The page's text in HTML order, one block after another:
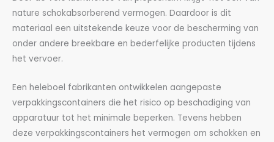
nature schokabsorberend vermogen. Daardoor is dit
materiaal een uitstekende keuze voor de bescherming van
onder andere breekbare en bederfelijke producten tijdens
het vervoer.
Een heleboel fabrikanten ontwikkelen aangepaste
verpakkingscontainers die het risico op beschadiging van
apparatuur tot het minimale beperken. Tevens hebben
deze verpakkingscontainers het vermogen om schokken en